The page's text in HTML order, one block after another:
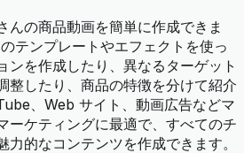
んの商品動画を簡単に作成できま
テンプレートやエフェクトを使っ
ンを作成したり、異なるターゲット
整したり、商品の特徴を分けて紹介
、Web サイト、動画広告などマ
ーケティングに最適で、すべてのチ
力的なコンテンツを作成できます。